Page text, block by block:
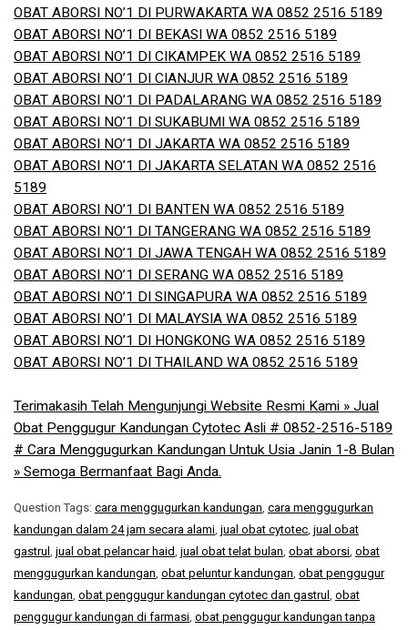
OBAT ABORSI NO’1 DI PURWAKARTA WA 0852 2516 5189
OBAT ABORSI NO’1 DI BEKASI WA 0852 2516 5189
OBAT ABORSI NO’1 DI CIKAMPEK WA 0852 2516 5189
OBAT ABORSI NO’1 DI CIANJUR WA 0852 2516 5189
OBAT ABORSI NO’1 DI PADALARANG WA 0852 2516 5189
OBAT ABORSI NO’1 DI SUKABUMI WA 0852 2516 5189
OBAT ABORSI NO’1 DI JAKARTA WA 0852 2516 5189
OBAT ABORSI NO’1 DI JAKARTA SELATAN WA 0852 2516
5189
OBAT ABORSI NO’1 DI BANTEN WA 0852 2516 5189
OBAT ABORSI NO’1 DI TANGERANG WA 0852 2516 5189
OBAT ABORSI NO’1 DI JAWA TENGAH WA 0852 2516 5189
OBAT ABORSI NO’1 DI SERANG WA 0852 2516 5189
OBAT ABORSI NO’1 DI SINGAPURA WA 0852 2516 5189
OBAT ABORSI NO’1 DI MALAYSIA WA 0852 2516 5189
OBAT ABORSI NO’1 DI HONGKONG WA 0852 2516 5189
OBAT ABORSI NO’1 DI THAILAND WA 0852 2516 5189
Terimakasih Telah Mengunjungi Website Resmi Kami » Jual
Obat Penggugur Kandungan Cytotec Asli # 0852-2516-5189
# Cara Menggugurkan Kandungan Untuk Usia Janin 1-8 Bulan
» Semoga Bermanfaat Bagi Anda.
Question Tags: cara menggugurkan kandungan cara menggugurkan
kandungan dalam 24 jam secara alami jual obat cytotec jual obat
gastrul jual obat pelancar haid jual obat telat bulan obat aborsi obat
menggugurkan kandungan obat peluntur kandungan obat penggugur
kandungan obat penggugur kandungan cytotec dan gastrul obat
penggugur kandungan di farmasi obat penggugur kandungan tanpa